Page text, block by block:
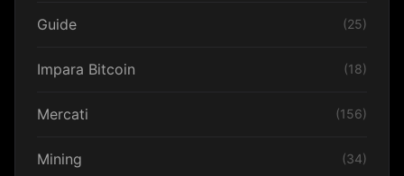
Guide (25)
Impara Bitcoin (18)
Mercati (156)
Mining (34)